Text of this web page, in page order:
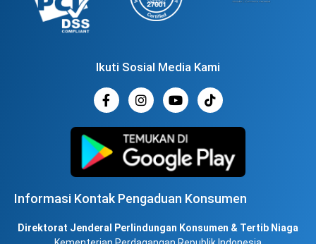
Ikuti Sosial Media Kami
Informasi Kontak Pengaduan Konsumen
Direktorat Jenderal Perlindungan Konsumen & Tertib Niaga